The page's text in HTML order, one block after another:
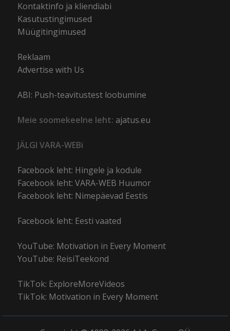
Kontaktinfo ja kliendiabi
Kasutustingimused
Müügitingimused
Reklaam
Advertise with Us
ABI: Push-teavitustest loobumine
Meie soomekeelne leht: ajatus.eu
JÄLGI VARA-WEBi
Facebook leht: Hingele ja kodule
Facebook leht: VARA-WEB Huumor
Facebook leht: Nimepäevad Eestis
Facebook leht: Eesti vaated
YouTube: Motivation in Every Moment
YouTube: ReisiTeekond
TikTok: ExploreMoreVideos
TikTok: Motivation in Every Moment